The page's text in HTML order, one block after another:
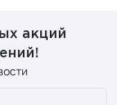
акций